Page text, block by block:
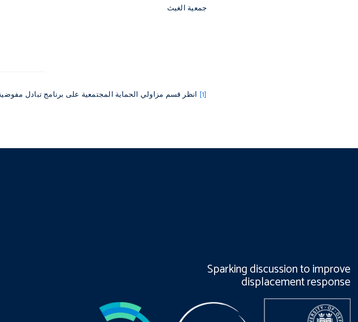
جمعية الغيث
[1] انظر قسم مزاولي الحماية المجتمعية على برنامج تبادل
Sparking discussion to improve
displacement response